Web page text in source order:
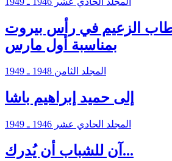
الزعيم في رأس بيروت
بمناسبة أول مارس
المجلد الثامن 1948 ـ 1949
إلى حميد إبراهيم باشا
المجلد الحادي عشر 1946 ـ 1949
آن للشباب أن يُدرك...